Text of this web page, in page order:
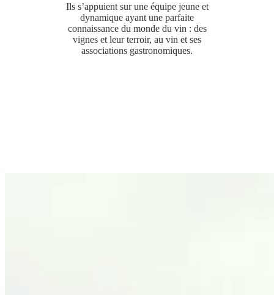
Ils s’appuient sur une équipe jeune et
dynamique ayant une parfaite
connaissance du monde du vin : des
vignes et leur terroir, au vin et ses
associations gastronomiques.